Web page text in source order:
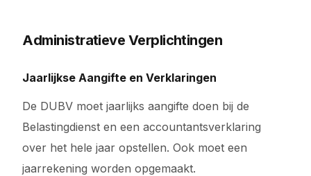
Administratieve Verplichtingen
Jaarlijkse Aangifte en Verklaringen
De DUBV moet jaarlijks aangifte doen bij de
Belastingdienst en een accountantsverklaring
over het hele jaar opstellen. Ook moet een
jaarrekening worden opgemaakt.